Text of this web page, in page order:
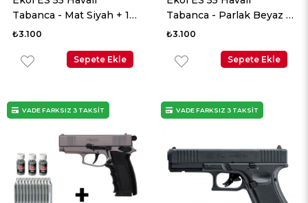
Tabanca - Mat Siyah + 10
Adet Co2 + 3 Adet 4.5mm
Balistik Gözlük
₺3.100
Sepete Ekle
Tabanca - Parlak Beyaz +
10 Adet Co2 + 3 Adet
Çantası + Balistik Gözlük
₺3.100
Sepete Ekle
VADE FARKSIZ 3 TAKSİT VADE FARKSIZ 3 TAKSİT